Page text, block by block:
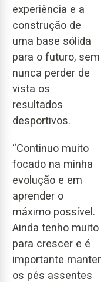
experiência e a
construção de
uma base sólida
para o futuro, sem
nunca perder de
vista os
resultados
desportivos.
“Continuo muito
focado na minha
evolução e em
aprender o
máximo possível.
Ainda tenho muito
para crescer e é
importante manter
os pés assentes